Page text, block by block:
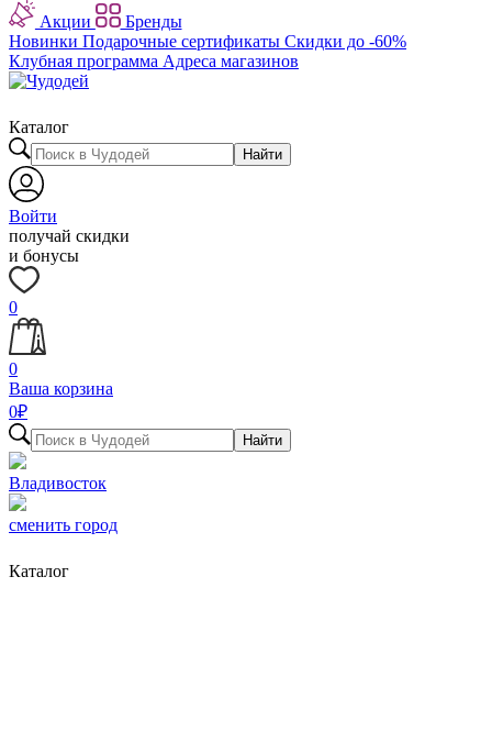
Акции
Бренды
Новинки Подарочные сертификаты Скидки до -60%
Клубная программа Адреса магазинов
Каталог
Найти
Войти
получай скидки
и бонусы
0
0
Ваша корзина
0₽
Найти
Владивосток
сменить город
Каталог